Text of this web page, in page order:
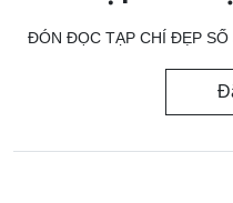
ĐÓN ĐỌC TẠP CHÍ ĐẸP SỐ